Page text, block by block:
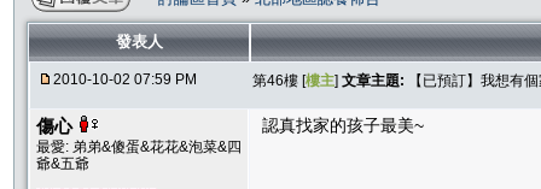
發表人
2010-10-02 07:59 PM 第46樓 [樓主] 文章主題: 【已預訂】我想有
傷心
最愛: 弟弟&傻蛋&花花&泡菜&四
爺&五爺
認真找家的孩子最美~